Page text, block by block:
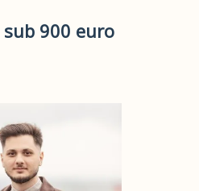
900 euro